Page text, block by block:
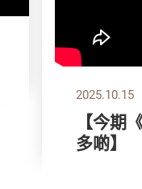
2025.10.15
【今期
多啲】